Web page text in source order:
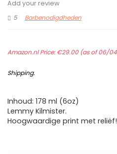
Add your review
5
Barbenodigdheden
Amazon.nl Price:€29.00(as of 06/
Shipping.
Inhoud: 178 ml (6oz)
Lemmy Kilmister.
Hoogwaardige print met reliëf!